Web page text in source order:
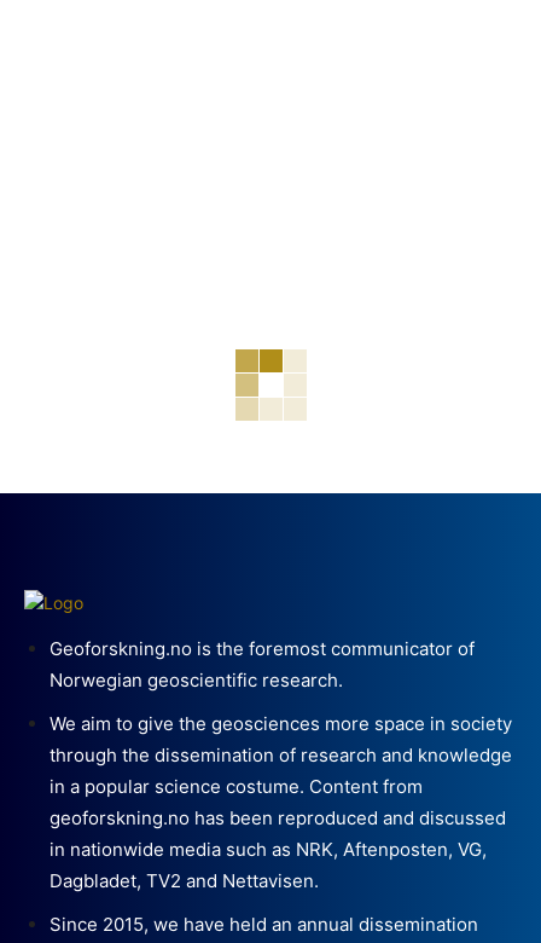
Geoforskning.no is the foremost communicator of
Norwegian geoscientific research.
We aim to give the geosciences more space in society
through the dissemination of research and knowledge
in a popular science costume. Content from
geoforskning.no has been reproduced and discussed
in nationwide media such as NRK, Aftenposten, VG,
Dagbladet, TV2 and Nettavisen.
Since 2015, we have held an annual dissemination